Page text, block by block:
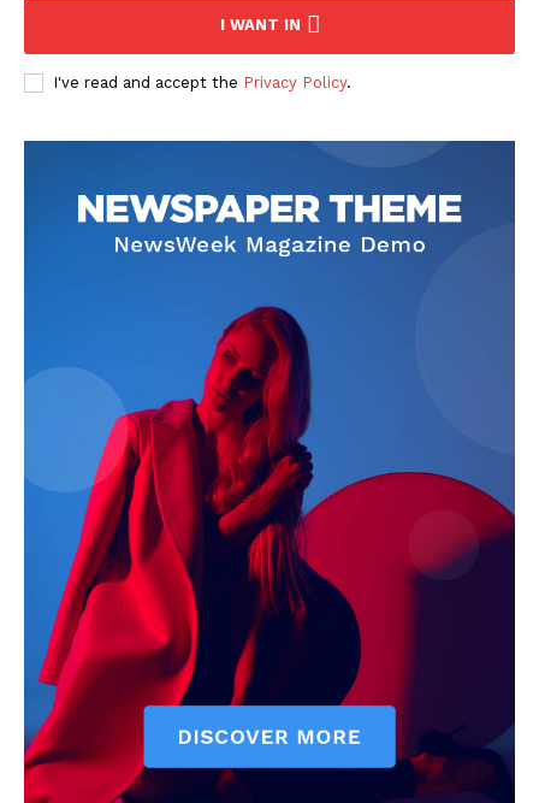
I WANT IN
I've read and accept the Privacy Policy.